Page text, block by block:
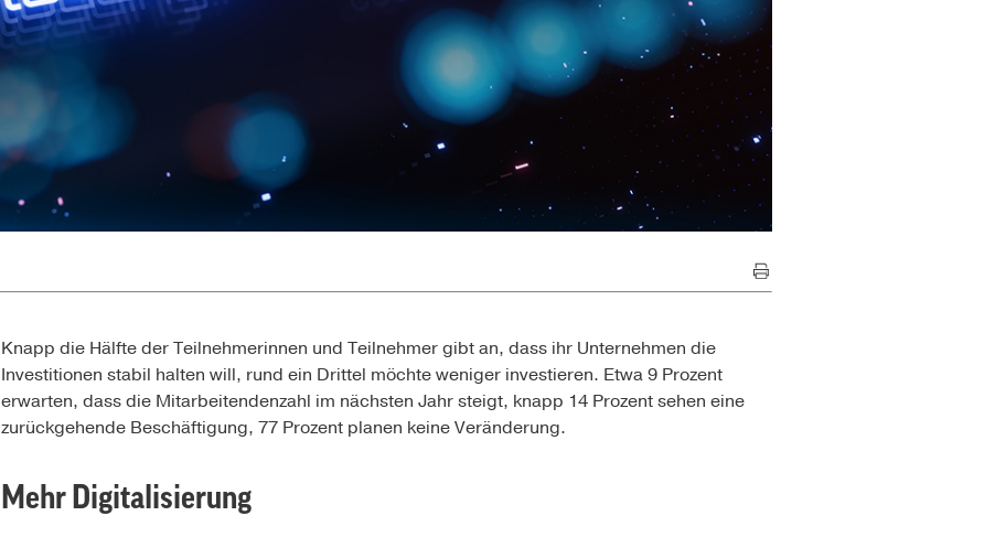
Knapp die Hälfte der Teilnehmerinnen und Teilnehmer gibt an, dass ihr Unternehmen die
Investitionen stabil halten will, rund ein Drittel möchte weniger investieren. Etwa 9 Prozent
erwarten, dass die Mitarbeitendenzahl im nächsten Jahr steigt, knapp 14 Prozent sehen eine
zurückgehende Beschäftigung, 77 Prozent planen keine Veränderung.
Mehr Digitalisierung